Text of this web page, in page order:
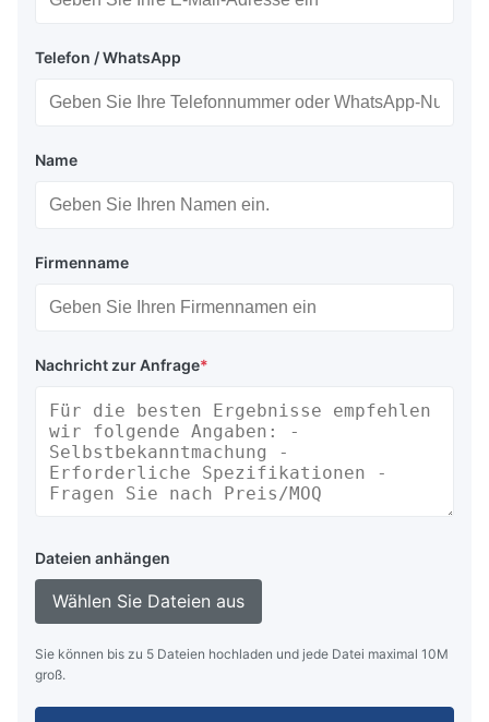
Telefon / WhatsApp
Name
Firmenname
Nachricht zur Anfrage*
Dateien anhängen
Wählen Sie Dateien aus
Sie können bis zu 5 Dateien hochladen und jede Datei maximal 10M
groß.